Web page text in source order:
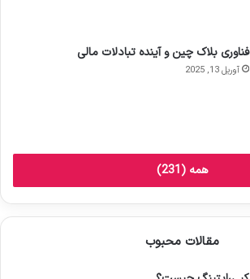
فناوری بلاک چین و آینده تبادلات مالی
آوریل 13, 2025
همه (231)
مقالات محبوب